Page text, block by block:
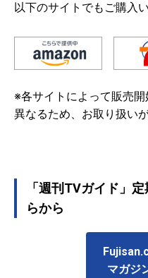
以下のサイトでもご購入
※各サイトによって販売
異なるため、お取り扱い
「週刊TVガイド」
らから
マガジ